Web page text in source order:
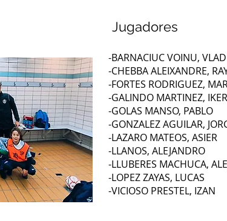
Jugadores
-BARNACIUC VOINU,
-CHEBBA ALEIXANDRE,
-FORTES RODRIGUEZ,
-GALINDO MARTINEZ, IKER
-GOLAS MANSO, PABLO
-GONZALEZ AGUILAR,
-LAZARO MATEOS, ASIER
-LLANOS, ALEJANDRO
-LLUBERES MACHUCA,
-LOPEZ ZAYAS, LUCAS
-VICIOSO PRESTEL, IZAN